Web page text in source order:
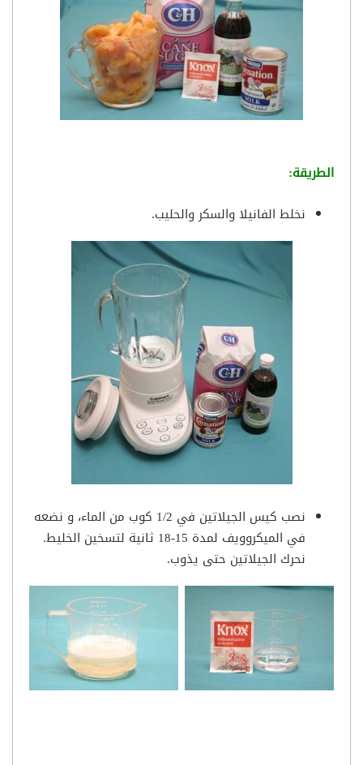
الطريقة:
نخلط الفانيلا والسكر والحليب.
نصب كيس الجيلاتين في 1/2 كوب من الماء، و نضعه
في الميكروويف لمدة 15-18 ثانية لتسخين الخليط.
نحرك الجيلاتين حتى يذوب.